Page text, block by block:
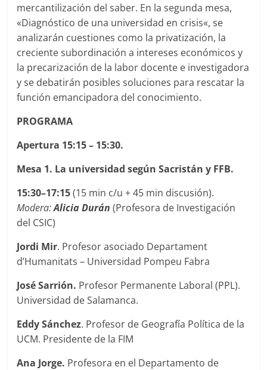
mercantilización del saber. En la segunda mesa,
«Diagnóstico de una universidad en crisis«, se
analizarán cuestiones como la privatización, la
creciente subordinación a intereses económicos y
la precarización de la labor docente e investigadora
y se debatirán posibles soluciones para rescatar la
función emancipadora del conocimiento.
PROGRAMA
Apertura 15:15 – 15:30.
Mesa 1. La universidad según Sacristán y FFB.
15:30–17:15(15 min c/u + 45 min discusión).
Modera:Alicia Durán (Profesora de Investigación
del CSIC)
Jordi Mir. Profesor asociado Departament
d’Humanitats – Universidad Pompeu Fabra
José Sarrión. Profesor Permanente Laboral (PPL).
Universidad de Salamanca.
Eddy Sánchez. Profesor de Geografía Política de la
UCM. Presidente de la FIM
Ana Jorge. Profesora en el Departamento de